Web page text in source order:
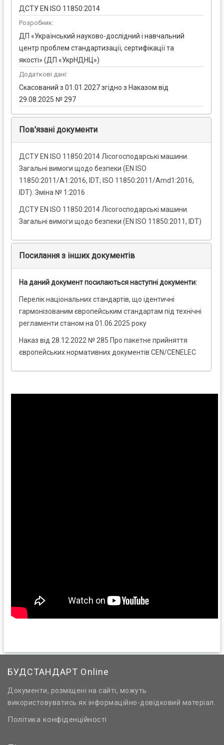
ДСТУ EN ISO 11850:2014
Розробник:
ДП «Український науково-дослідний і навчальний
центр проблем стандартизації, сертифікації та
якості» (ДП «УкрНДНЦ»)
Додаткові дані:
Скасований з 01.01.2027 згідно з Наказом від
29.08.2025 № 297
Пов'язані документи
ДСТУ EN ISO 11850:2014 Лісогосподарські машини.
Загальні вимоги щодо безпеки (EN ISO
11850:2011/A1:2016, IDT; ISO 11850:2011/Amd1:2016,
IDT). Зміна № 1:2016
ДСТУ EN ISO 11850:2014 Лісогосподарські машини.
Загальні вимоги щодо безпеки (EN ISO 11850:2011, IDT)
Посилання з інших документів
На даний документ посилаються наступні документи:
Перелік національних стандартів, що ідентичні
гармонізованим європейським стандартам під технічні
регламенти станом на 01.06.2025 року
Наказ від 28.12.2022 № 285 Про пакетне прийняття
європейських нормативних документів CEN/CENELEC
БУДСТАНДАРТ Online
Документи, розміщені на сайті, можуть
використовуватись як інформаційно-довідковий матеріал.
Політика конфіденційності